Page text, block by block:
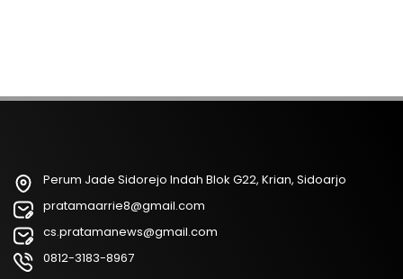
Perum Jade Sidorejo Indah Blok G22, Krian, Sidoarjo
pratamaarrie8@gmail.com
cs.pratamanews@gmail.com
0812-3183-8967